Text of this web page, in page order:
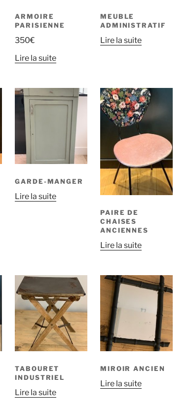
ARMOIRE
PARISIENNE
350€
Lire la suite
MEUBLE
ADMINISTRATIF
Lire la suite
GARDE-MANGER
Lire la suite
PAIRE DE
CHAISES
ANCIENNES
Lire la suite
TABOURET
INDUSTRIEL
Lire la suite
MIROIR ANCIEN
Lire la suite